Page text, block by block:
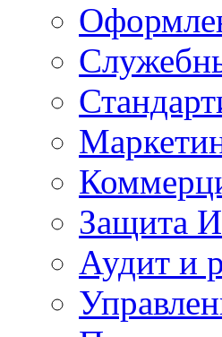
Защита
Аудит и